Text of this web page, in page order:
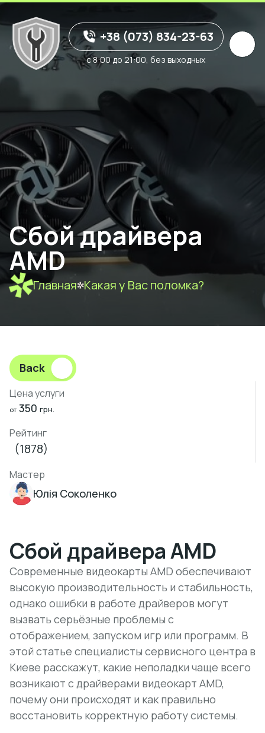
+38 (073) 834-23-63
с 8:00 до 21:00, без выходных
Сбой драйвера
AMD
Главная Какая у Вас поломка?
Back
Цена услуги
от 350 грн.
Рейтинг
(1878)
Мастер
Юлія Соколенко
Сбой драйвера AMD
Современные видеокарты AMD обеспечивают
высокую производительность и стабильность,
однако ошибки в работе драйверов могут
вызвать серьёзные проблемы с
отображением, запуском игр или программ. В
этой статье специалисты сервисного центра в
Киеве расскажут, какие неполадки чаще всего
возникают с драйверами видеокарт AMD,
почему они происходят и как правильно
восстановить корректную работу системы.